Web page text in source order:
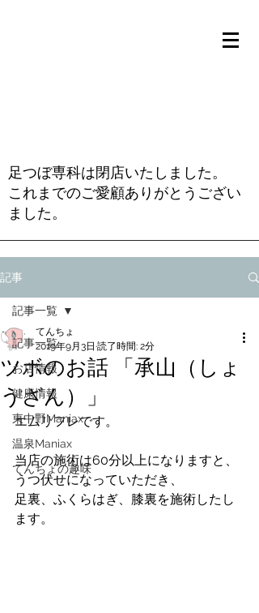
足つぼ専科は閉店いたしました。
これまでのご愛顧ありがとうござい
ました。
記事
記事一覧
お店情報
健康情報
東中野Maniax
温泉Maniax
てんちょの趣味
記事一覧
ツボのお話 「承山（しょ
うざん）」
てんちょ
2019年9月3日 読了時間: 2分
エムリフレです。
当店の施術は60分以上になりますと、
うつ伏せになっていただき、
足裏、ふくらはぎ、膝裏を施術したし
ます。